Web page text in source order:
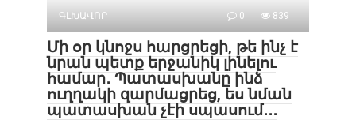
ԳԼԽԱՎՈՐ
0 839
Մի օր կնոջս հարցրեցի, թե ինչ է
նրան պետք երջանիկ լինելու
համար․ Պատասխանը ինձ
ուղղակի զարմացրեց, ես նման
պատասխան չէի սպասում․․․